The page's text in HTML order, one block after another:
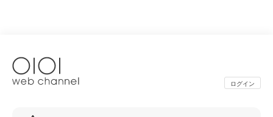
ログイン